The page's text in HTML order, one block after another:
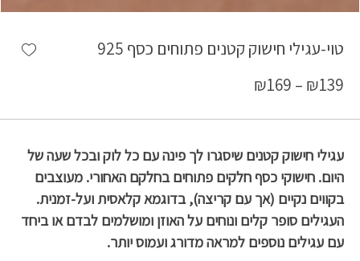
טוי-עגילי חישוק קטנים פתוחים כסף 925
₪139
–
₪169
עגילי חישוק קטנים שיסגרו לך פינה עם כל לוק ובכל שעה של
היום. חישוקי כסף חלקים פתוחים בחלקם האחורי. מעוצבים
בקווים נקיים (אך עם קריצה), בדוגמא קלאסית ועל-זמנית.
העגילים סופר קלים ונוחים על האוזן ומושלמים לבדם או ביחד
עם עגילים נוספים למראה מדורג ועמוס יותר.